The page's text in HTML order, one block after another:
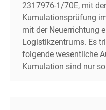
2317976-1/70E, mit der
Kumulationsprüfung
mit der Neuerrichtung
Logistikzentrums. Es
folgende wesentliche
Kumulation sind nur